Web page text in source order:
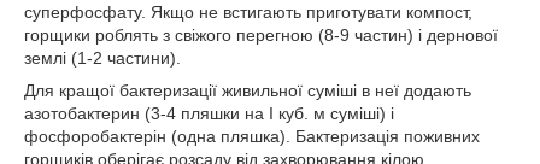
суперфосфату. Якщо не встигають приготувати компост,
горщики роблять з свіжого перегною (8-9 частин) і дернової
землі (1-2 частини).
Для кращої бактеризації живильної суміші в неї додають
азотобактерин (3-4 пляшки на I куб. м суміші) і
фосфоробактерін (одна пляшка). Бактеризація поживних
горщиків оберігає розсаду від захворювання кілою.